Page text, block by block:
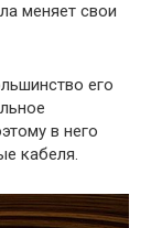
меняет свои
его
в него
кабеля.